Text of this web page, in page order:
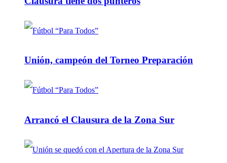
Unión, campeón del Torneo Preparación
Arrancó el Clausura de la Zona Sur